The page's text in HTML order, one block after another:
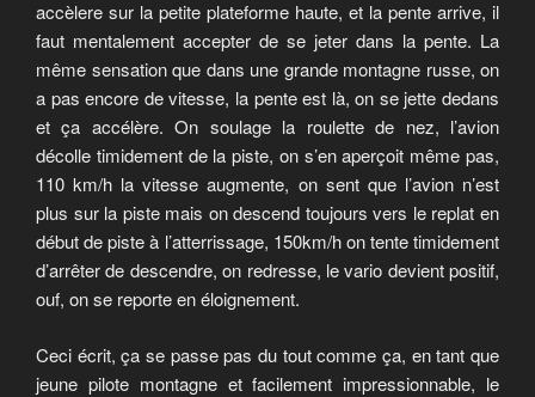
accèlere sur la petite plateforme haute, et la pente arrive, il
faut mentalement accepter de se jeter dans la pente. La
même sensation que dans une grande montagne russe, on
a pas encore de vitesse, la pente est là, on se jette dedans
et ça accélère. On soulage la roulette de nez, l’avion
décolle timidement de la piste, on s’en aperçoit même pas,
110 km/h la vitesse augmente, on sent que l’avion n’est
plus sur la piste mais on descend toujours vers le replat en
début de piste à l’atterrissage, 150km/h on tente timidement
d’arrêter de descendre, on redresse, le vario devient positif,
ouf, on se reporte en éloignement.
Ceci écrit, ça se passe pas du tout comme ça, en tant que
jeune pilote montagne et facilement impressionnable, le